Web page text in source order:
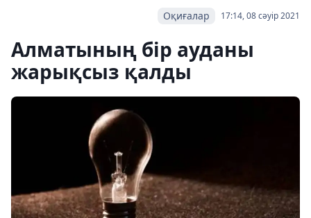
17:14, 08 сәуір 2021
Оқиғалар
Алматының бір ауданы
жарықсыз қалды